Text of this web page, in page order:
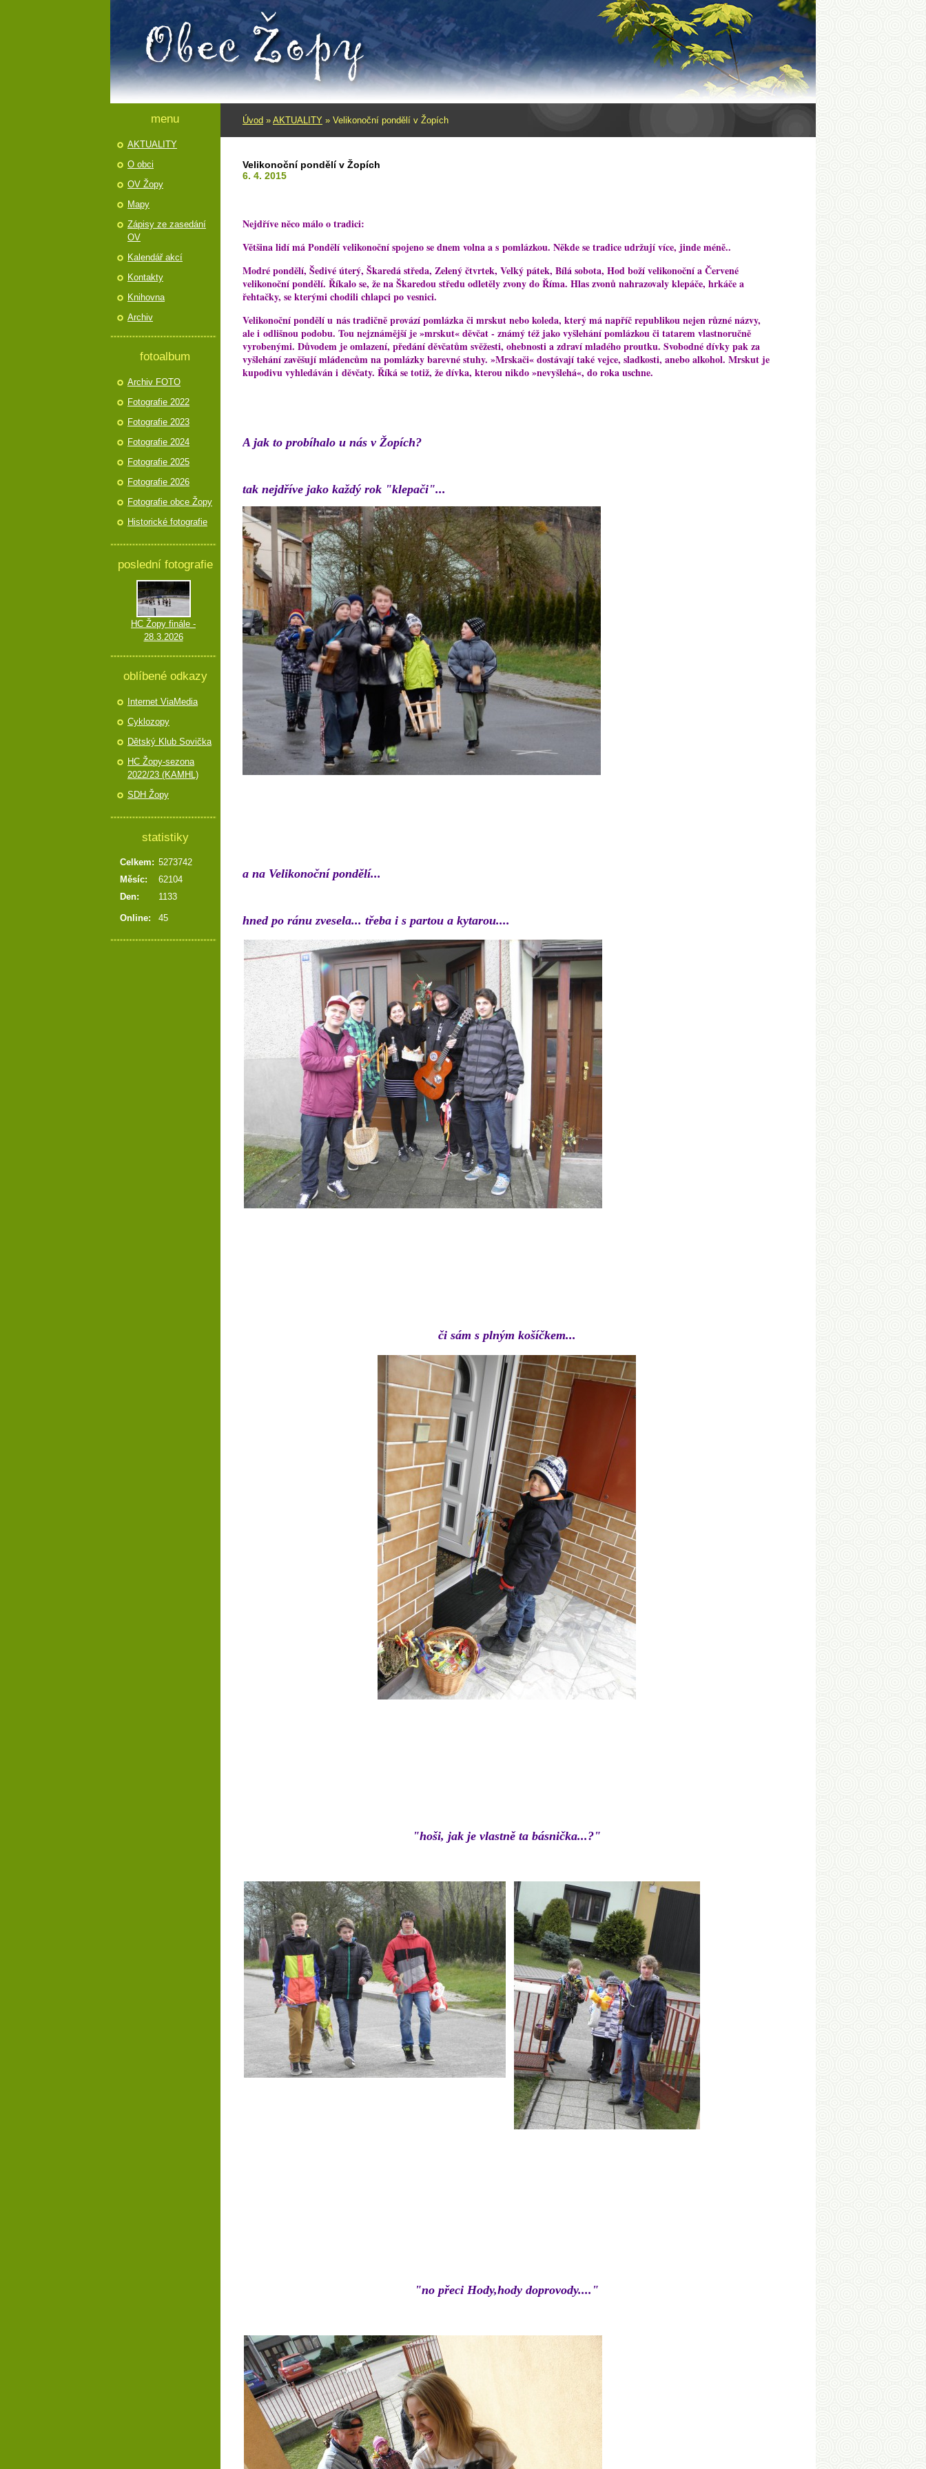
Úvod » AKTUALITY » Velikonoční pondělí v Žopích
Velikonoční pondělí v Žopích
6. 4. 2015
Nejdříve něco málo o tradici:
Většina lidí má Pondělí velikonoční spojeno se dnem volna a s pomlázkou. Někde se tradice udržují více, jinde méně..
Modré pondělí, Šedivé úterý, Škaredá středa, Zelený čtvrtek, Velký pátek, Bílá sobota, Hod boží velikonoční a Červené
velikonoční pondělí. Říkalo se, že na Škaredou středu odletěly zvony do Říma. Hlas zvonů nahrazovaly klepáče, hrkáče a
řehtačky, se kterými chodili chlapci po vesnici.
Velikonoční pondělí u nás tradičně provází pomlázka či mrskut nebo koleda, který má napříč republikou nejen různé názvy,
ale i odlišnou podobu. Tou nejznámější je »mrskut« děvčat - známý též jako vyšlehání pomlázkou či tatarem vlastnoručně
vyrobenými. Důvodem je omlazení, předání děvčatům svěžesti, ohebnosti a zdraví mladého proutku. Svobodné dívky pak za
vyšlehání zavěšují mládencům na pomlázky barevné stuhy. »Mrskači« dostávají také vejce, sladkosti, anebo alkohol. Mrskut je
kupodivu vyhledáván i děvčaty. Říká se totiž, že dívka, kterou nikdo »nevyšlehá«, do roka uschne.
A jak to probíhalo u nás v Žopích?
tak nejdříve jako každý rok "klepači"...
a na Velikonoční pondělí...
hned po ránu zvesela... třeba i s partou a kytarou....
či sám s plným košíčkem...
"hoši, jak je vlastně ta básnička...?"
"no přeci Hody,hody doprovody...."
menu
AKTUALITY
O obci
OV Žopy
Mapy
Zápisy ze zasedání
OV
Kalendář akcí
Kontakty
Knihovna
Archiv
fotoalbum
Archiv FOTO
Fotografie 2022
Fotografie 2023
Fotografie 2024
Fotografie 2025
Fotografie 2026
Fotografie obce Žopy
Historické fotografie
poslední fotografie
HC Žopy finále -
28.3.2026
oblíbené odkazy
Internet ViaMedia
Cyklozopy
Dětský Klub Sovička
HC Žopy-sezona
2022/23 (KAMHL)
SDH Žopy
statistiky
Online: 45
Celkem: 5273742
Měsíc:
62104
Den:
1133